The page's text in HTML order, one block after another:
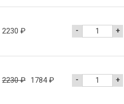
2230 ₽ - +
2230₽ 1784₽ - +